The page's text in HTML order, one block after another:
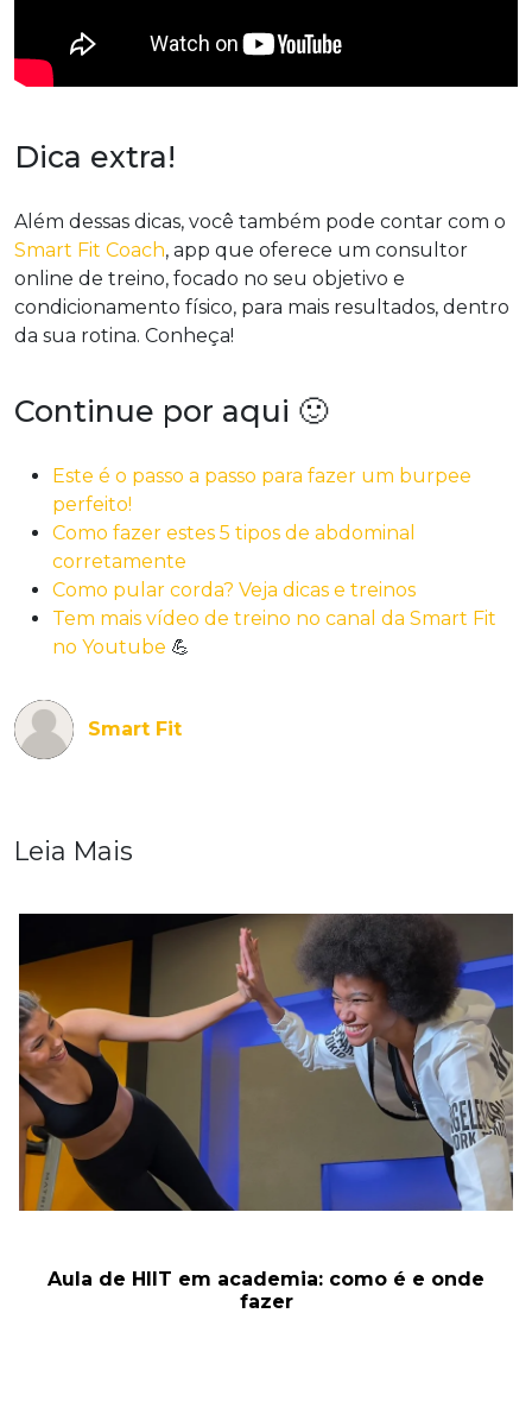
Dica extra!
Além dessas dicas, você também pode contar com o
Smart Fit Coach, app que oferece um consultor
online de treino, focado no seu objetivo e
condicionamento físico, para mais resultados, dentro
da sua rotina. Conheça!
Continue por aqui 🙂
Este é o passo a passo para fazer um burpee
perfeito!
Como fazer estes 5 tipos de abdominal
corretamente
Como pular corda? Veja dicas e treinos
Tem mais vídeo de treino no canal da Smart Fit
no Youtube 💪
Smart Fit
Leia Mais
Aula de HIIT em academia: como é e onde
fazer